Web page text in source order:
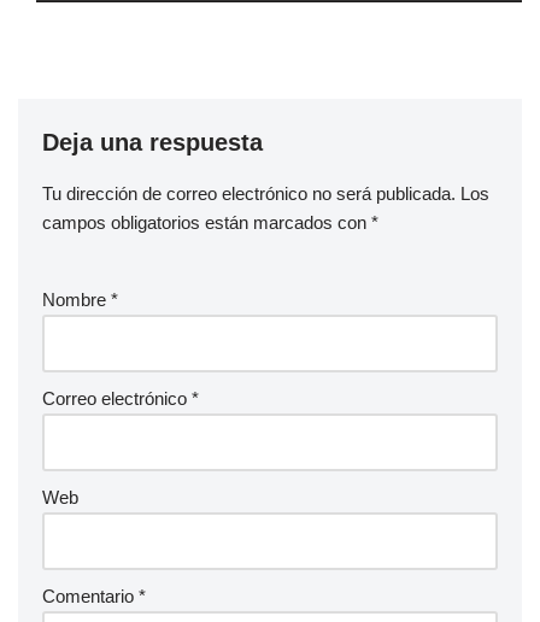
Deja una respuesta
Tu dirección de correo electrónico no será publicada. Los
campos obligatorios están marcados con *
Nombre *
Correo electrónico *
Web
Comentario *